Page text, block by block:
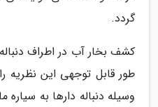
گردد.
طور قابل توجهی این نظریه
وسیله دنباله دارها به